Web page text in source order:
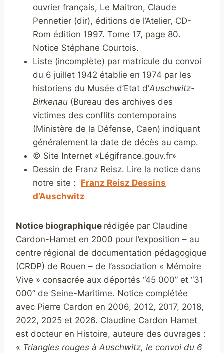
ouvrier français, Le Maitron, Claude
Pennetier (dir), éditions de l’Atelier, CD-
Rom édition 1997. Tome 17, page 80.
Notice Stéphane Courtois.
Liste (incomplète) par matricule du convoi
du 6 juillet 1942 établie en 1974 par les
historiens du Musée d’Etat d’Auschwitz-
Birkenau (Bureau des archives des
victimes des conflits contemporains
(Ministère de la Défense, Caen) indiquant
généralement la date de décès au camp.
© Site Internet «Légifrance.gouv.fr»
Dessin de Franz Reisz. Lire la notice dans
notre site : Franz Reisz Dessins
d’Auschwitz
Notice biographique rédigée par Claudine
Cardon-Hamet en 2000 pour l’exposition – au
centre régional de documentation pédagogique
(CRDP) de Rouen – de l’association « Mémoire
Vive » consacrée aux déportés “45 000” et “31
000” de Seine-Maritime. Notice complétée
avec Pierre Cardon en 2006, 2012, 2017, 2018,
2022, 2025 et 2026. Claudine Cardon Hamet
est docteur en Histoire, auteure des ouvrages :
« Triangles rouges à Auschwitz, le convoi du 6